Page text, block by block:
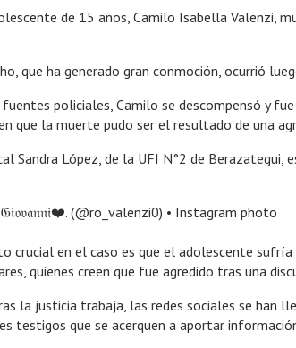
de 15 años, Camilo Isabella Valenzi,
que ha generado gran conmoción, ocurrió
fuentes policiales, Camilo se descompensó y
que la muerte pudo ser el resultado de una
Sandra López, de la UFI N°2 de
𝔊𝔦𝔬𝔳𝔞𝔫𝔫𝔦❤️. (@ro_valenzi0) • Instagram photo
crucial en el caso es que el adolescente
quienes creen que fue agredido tras una
la justicia trabaja, las redes sociales se han
testigos que se acerquen a aportar